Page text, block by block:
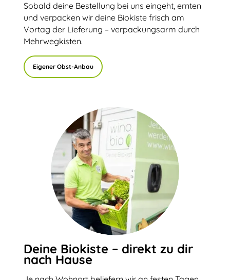
Sobald deine Bestellung bei uns eingeht, ernten
und verpacken wir deine Biokiste frisch am
Vortag der Lieferung – verpackungsarm durch
Mehrwegkisten.
Eigener Obst-Anbau
Deine Biokiste – direkt zu dir
nach Hause